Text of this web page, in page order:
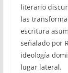
literario
las
escritura
señalado por
ideología
lugar lateral.